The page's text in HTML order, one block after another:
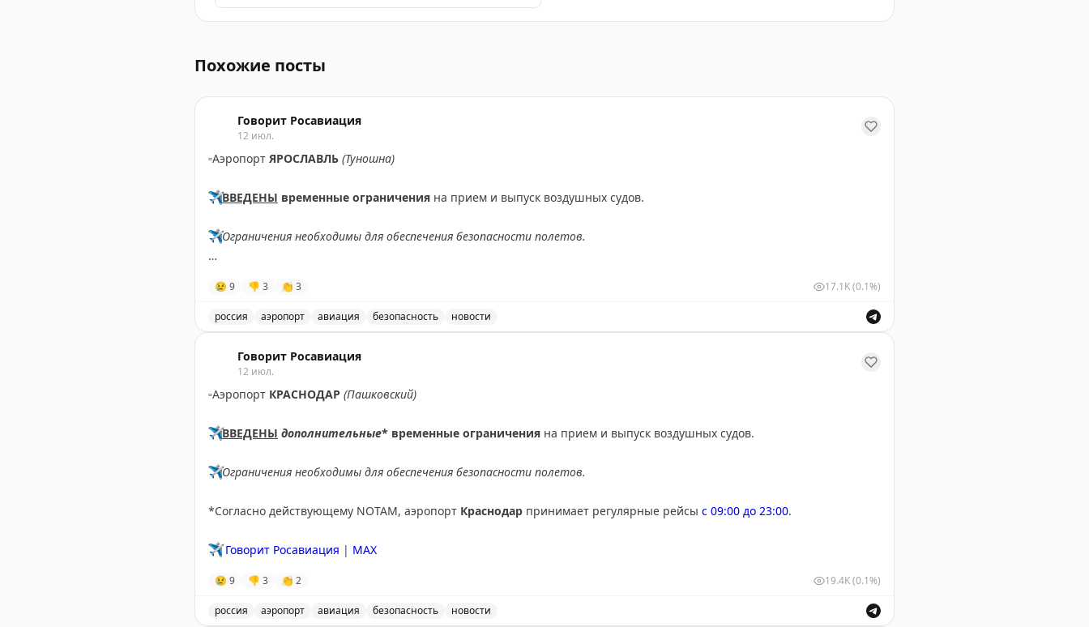
Похожие посты
Говорит Росавиация
12 июл.
▫️Аэропорт ЯРОСЛАВЛЬ (Туношна)
✈️ВВЕДЕНЫ временные ограничения на прием и выпуск воздушных судов.
✈️Ограничения необходимы для обеспечения безопасности полетов.
😢 9 👎 3 👏 3 17.1K(0.1%)
россия аэропорт авиация безопасность новости
Говорит Росавиация
12 июл.
▫️Аэропорт КРАСНОДАР (Пашковский)
✈️ВВЕДЕНЫ дополнительные* временные ограничения на прием и выпуск воздушных судов.
✈️Ограничения необходимы для обеспечения безопасности полетов.
*Согласно действующему NOTAM, аэропорт Краснодар принимает регулярные рейсы с 09:00 до 23:00.
✈️ Говорит Росавиация | MAX
😢 9 👎 3 👏 2 19.4K(0.1%)
россия аэропорт авиация безопасность новости